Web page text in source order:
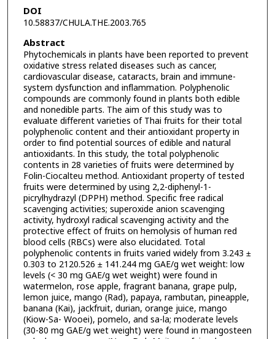
DOI
10.58837/CHULA.THE.2003.765
Abstract
Phytochemicals in plants have been reported to prevent
oxidative stress related diseases such as cancer,
cardiovascular disease, cataracts, brain and immune-
system dysfunction and inflammation. Polyphenolic
compounds are commonly found in plants both edible
and nonedible parts. The aim of this study was to
evaluate different varieties of Thai fruits for their total
polyphenolic content and their antioxidant property in
order to find potential sources of edible and natural
antioxidants. In this study, the total polyphenolic
contents in 28 varieties of fruits were determined by
Folin-Ciocalteu method. Antioxidant property of tested
fruits were determined by using 2,2-diphenyl-1-
picrylhydrazyl (DPPH) method. Specific free radical
scavenging activities; superoxide anion scavenging
activity, hydroxyl radical scavenging activity and the
protective effect of fruits on hemolysis of human red
blood cells (RBCs) were also elucidated. Total
polyphenolic contents in fruits varied widely from 3.243 ±
0.303 to 2120.526 ± 141.244 mg GAE/g wet weight: low
levels (< 30 mg GAE/g wet weight) were found in
watermelon, rose apple, fragrant banana, grape pulp,
lemon juice, mango (Rad), papaya, rambutan, pineapple,
banana (Kai), jackfruit, durian, orange juice, mango
(Kiow-Sa- Wooei), pomelo, and sa-la; moderate levels
(30-80 mg GAE/g wet weight) were found in mangosteen